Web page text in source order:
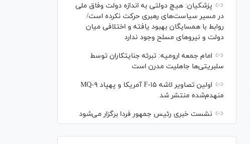
پزشکیان: هیچ دولتی به اندازه دولت وفاق ملی
در مسیر سیاست‌های رهبری حرکت نکرده است/
روابط با همسایگان بهبود یافته و اختلافی میان
دولت و نیروهای مسلح وجود ندارد
امام جمعه ارومیه: تبرئه جنایتکاران توسط
سلبریتی‌ها جاهلیت مدرن است
اولین تصاویر لاشه F-۱۵ آمریکا و پهپاد MQ-۹
منهدم‌شده منتشر شد
نشست خبری رئیس‌ جمهور فردا برگزار می‌شود